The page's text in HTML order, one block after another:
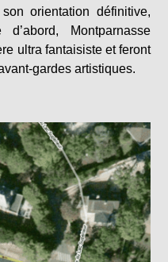
orientation définitive,
Montparnasse
ultra fantaisiste et feront
gardes artistiques.